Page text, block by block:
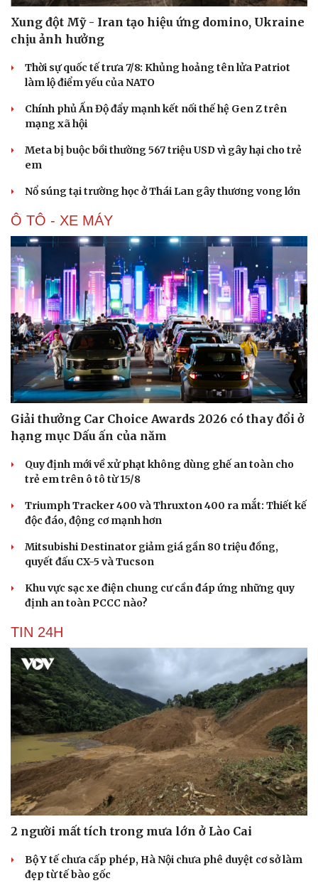
Du lịch
Tư vấn
Săn Tour
Câu chuyện thời sự
Hạt giống tâm hồn
Xung đột Mỹ - Iran tạo hiệu ứng domino, Ukraine
chịu ảnh hưởng
Thời sự quốc tế trưa 7/8: Khủng hoảng tên lửa Patriot
làm lộ điểm yếu của NATO
Chính phủ Ấn Độ đẩy mạnh kết nối thế hệ Gen Z trên
mạng xã hội
Meta bị buộc bồi thường 567 triệu USD vì gây hại cho trẻ
em
Nổ súng tại trường học ở Thái Lan gây thương vong lớn
Ô TÔ - XE MÁY
Giải thưởng Car Choice Awards 2026 có thay đổi ở
hạng mục Dấu ấn của năm
Quy định mới về xử phạt không dùng ghế an toàn cho
trẻ em trên ô tô từ 15/8
Triumph Tracker 400 và Thruxton 400 ra mắt: Thiết kế
độc đáo, động cơ mạnh hơn
Mitsubishi Destinator giảm giá gần 80 triệu đồng,
quyết đấu CX-5 và Tucson
Khu vực sạc xe điện chung cư cần đáp ứng những quy
định an toàn PCCC nào?
TIN 24H
2 người mất tích trong mưa lớn ở Lào Cai
Bộ Y tế chưa cấp phép, Hà Nội chưa phê duyệt cơ sở làm
đẹp từ tế bào gốc